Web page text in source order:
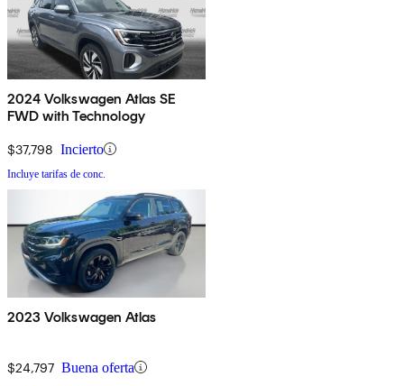
2024 Volkswagen Atlas SE
FWD with Technology
$37,798 Incierto
Incluye tarifas de conc.
2023 Volkswagen Atlas
$24,797 Buena oferta